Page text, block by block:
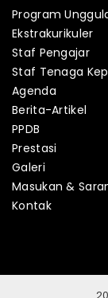
Program
Ekstrakurikuler
Staf Pengajar
Staf Tenaga
Agenda
Berita-Artikel
PPDB
Prestasi
Galeri
Masukan &
Kontak